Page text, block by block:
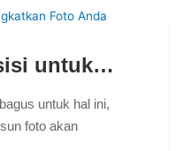
untuk…
untuk hal ini,
foto akan